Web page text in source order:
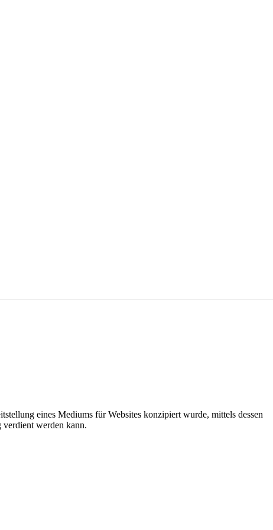
eines Mediums für Websites konzipiert wurde, mittels dessen
verdient werden kann.